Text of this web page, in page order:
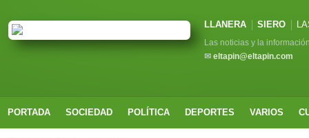
LLANERA SIERO
Las noticias y la
✉ eltapin@eltapin.com
PORTADA SOCIEDAD POLÍTICA DEPORTES VARIOS